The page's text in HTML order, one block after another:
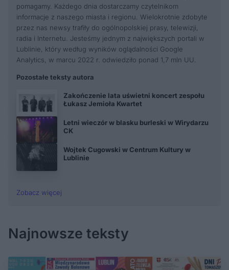
pomagamy. Każdego dnia dostarczamy czytelnikom
informacje z naszego miasta i regionu. Wielokrotnie zdobyte
przez nas newsy trafiły do ogólnopolskiej prasy, telewizji,
radia i Internetu. Jesteśmy jednym z największych portali w
Lublinie, który według wyników oglądalności Google
Analytics, w marcu 2022 r. odwiedziło ponad 1,7 mln UU.
Pozostałe teksty autora
Zakończenie lata uświetni koncert zespołu
Łukasz Jemioła Kwartet
Letni wieczór w blasku burleski w Wirydarzu
CK
Wojtek Cugowski w Centrum Kultury w
Lublinie
Zobacz więcej
Najnowsze teksty